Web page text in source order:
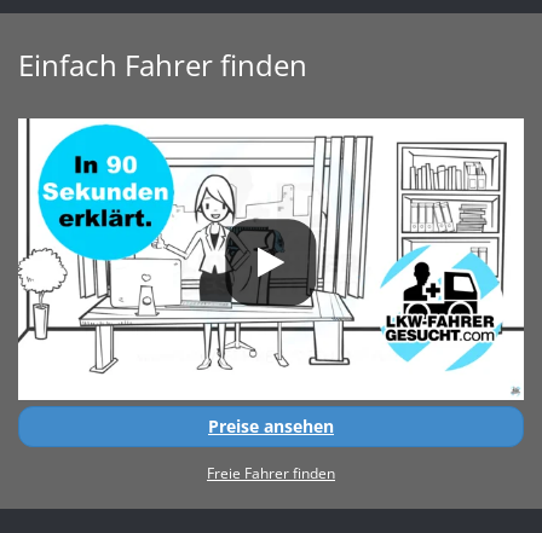
Einfach Fahrer finden
Preise ansehen
Freie Fahrer finden